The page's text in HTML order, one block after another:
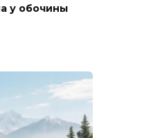
у обочины